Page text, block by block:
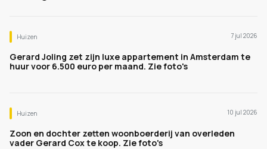
Huizen 7 jul 2026
Gerard Joling zet zijn luxe appartement in Amsterdam te
huur voor 6.500 euro per maand. Zie foto's
Huizen 10 jul 2026
Zoon en dochter zetten woonboerderij van overleden
vader Gerard Cox te koop. Zie foto's